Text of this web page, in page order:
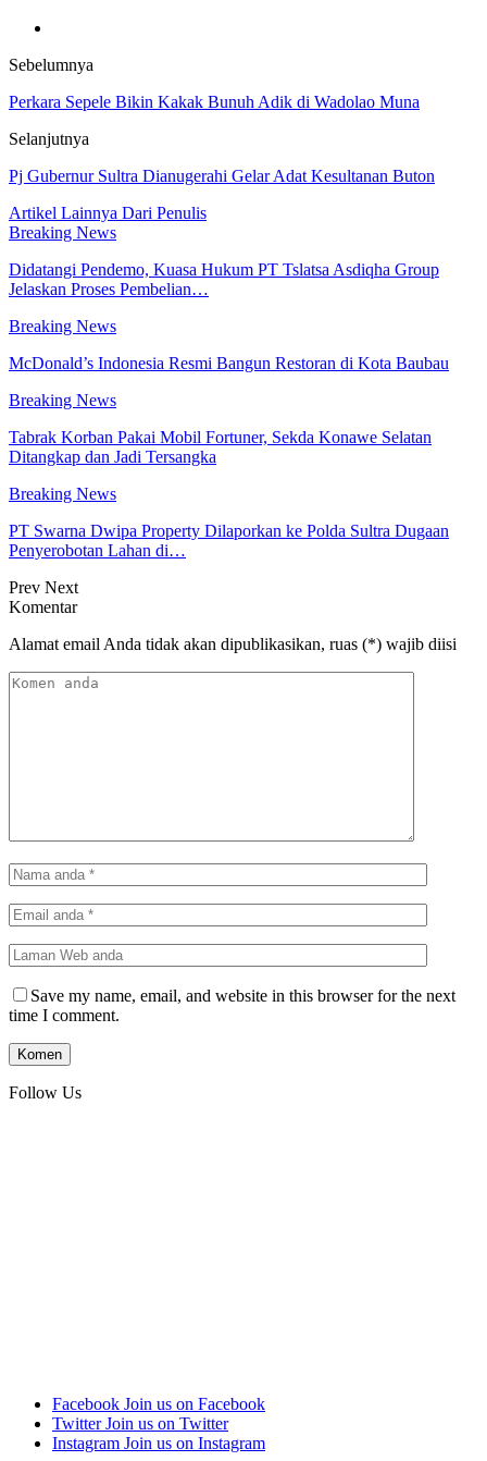
Sebelumnya
Perkara Sepele Bikin Kakak Bunuh Adik di Wadolao Muna
Selanjutnya
Pj Gubernur Sultra Dianugerahi Gelar Adat Kesultanan Buton
Artikel Lainnya Dari Penulis
Breaking News
Didatangi Pendemo, Kuasa Hukum PT Tslatsa Asdiqha Group
Jelaskan Proses Pembelian…
Breaking News
McDonald’s Indonesia Resmi Bangun Restoran di Kota Baubau
Breaking News
Tabrak Korban Pakai Mobil Fortuner, Sekda Konawe Selatan
Ditangkap dan Jadi Tersangka
Breaking News
PT Swarna Dwipa Property Dilaporkan ke Polda Sultra Dugaan
Penyerobotan Lahan di…
Prev Next
Komentar
Alamat email Anda tidak akan dipublikasikan, ruas (*) wajib diisi
Save my name, email, and website in this browser for the next
time I comment.
Follow Us
Facebook Join us on Facebook
Twitter Join us on Twitter
Instagram Join us on Instagram